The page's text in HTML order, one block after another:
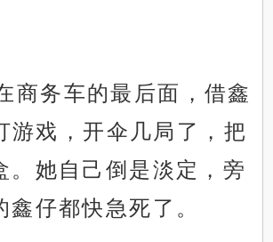
商务车的最后面，借鑫
游戏，开伞几局了，把
。她自己倒是淡定，旁
鑫仔都快急死了。